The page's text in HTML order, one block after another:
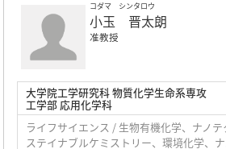
コダマ シンタロウ
小玉 晋太朗
准教授
大学院工学研究科 物質化学生命系専攻
工学部 応用化学科
ライフサイエンス / 生物有機化学、ナノ
ステイナブルケミストリー、環境化学、